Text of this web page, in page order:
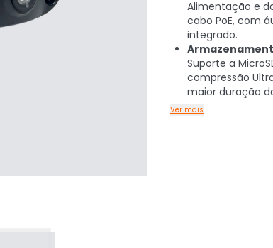
Alimentação e
cabo PoE, com
integrado.
Suporte a
compressão
maior duração
Ver mais